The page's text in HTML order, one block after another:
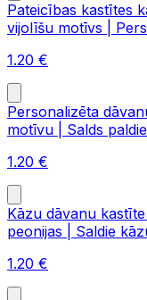
Pateicības kastītes
vijolīšu motīvs |
1.20 €
Personalizēta
motīvu | Salds
1.20 €
Kāzu dāvanu
peonijas | Saldie
1.20 €